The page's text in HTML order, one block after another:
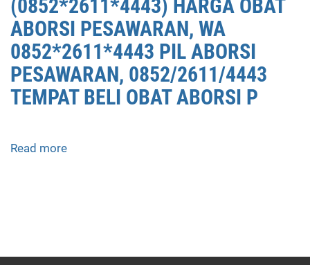
(0852*2611*4443) HARGA OBAT
ABORSI PESAWARAN, WA
0852*2611*4443 PIL ABORSI
PESAWARAN, 0852/2611/4443
TEMPAT BELI OBAT ABORSI P
Read more